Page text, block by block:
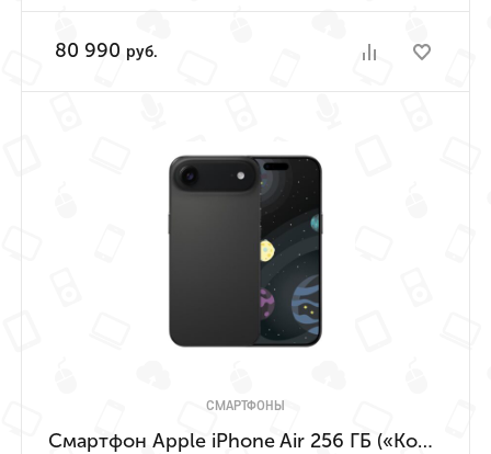
80 990 руб.
СМАРТФОНЫ
Смартфон Apple iPhone Air 256 ГБ («Космический чёрный» | Space Black) Имеет недостаток в виде невозможности предустановки RuStore